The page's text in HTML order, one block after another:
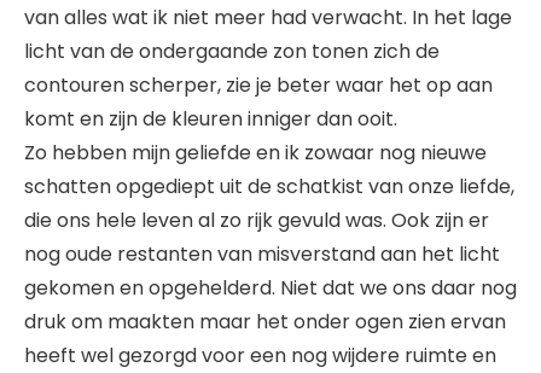
van alles wat ik niet meer had verwacht. In het lage
licht van de ondergaande zon tonen zich de
contouren scherper, zie je beter waar het op aan
komt en zijn de kleuren inniger dan ooit.
Zo hebben mijn geliefde en ik zowaar nog nieuwe
schatten opgediept uit de schatkist van onze liefde,
die ons hele leven al zo rijk gevuld was. Ook zijn er
nog oude restanten van misverstand aan het licht
gekomen en opgehelderd. Niet dat we ons daar nog
druk om maakten maar het onder ogen zien ervan
heeft wel gezorgd voor een nog wijdere ruimte en